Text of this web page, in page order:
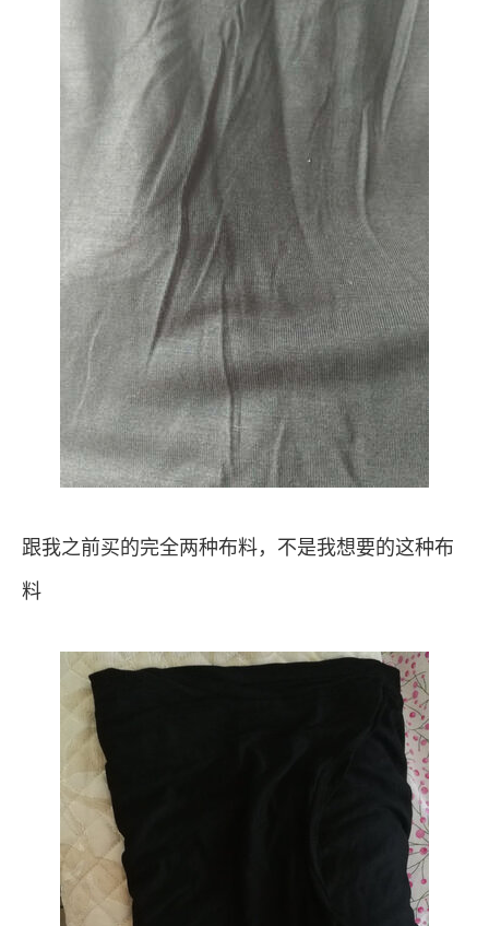
跟我之前买的完全两种布料，不是我想要的这种布
料